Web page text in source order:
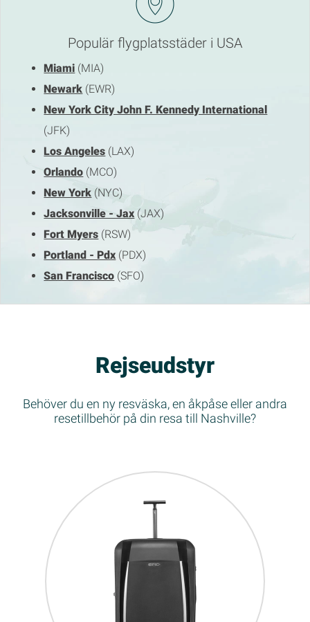
Populär flygplatsstäder i USA
Miami (MIA)
Newark (EWR)
New York City John F. Kennedy International
(JFK)
Los Angeles (LAX)
Orlando (MCO)
New York (NYC)
Jacksonville - Jax (JAX)
Fort Myers (RSW)
Portland - Pdx (PDX)
San Francisco (SFO)
Rejseudstyr
Behöver du en ny resväska, en åkpåse eller andra
resetillbehör på din resa till Nashville?